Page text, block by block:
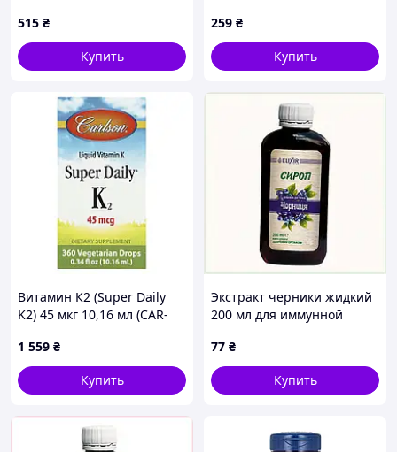
B64P65256
515 ₴
Купить
259 ₴
Купить
Витамин К2 (Super Daily
K2) 45 мкг 10,16 мл (CAR-
1 559 ₴
Купить
Экстракт черники жидкий
200 мл для иммунной
77 ₴
Купить